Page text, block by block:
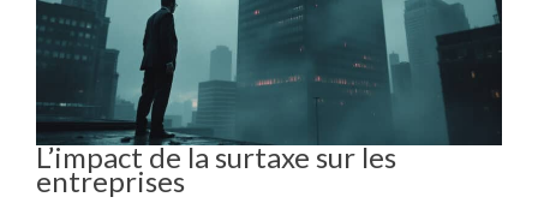
L’impact de la surtaxe sur les
entreprises